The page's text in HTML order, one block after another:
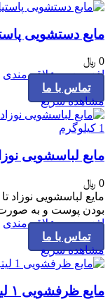
مایع دستشویی
0 ﷼
افزودن به علاقه مندی
تماس با ما
مشاهده سریع
مایع لباسشویی
0 ﷼
مایع لباسشویی نوزاد
بودن پوست و به صورت
افزودن به علاقه مندی
تماس با ما
مشاهده سریع
مایع ظرفشویی ۱ لیتری پرتقال پریل